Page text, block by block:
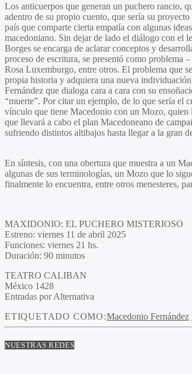
Los anticuerpos que generan un puchero rancio,
adentro de su propio cuento, que sería su
país que comparte cierta empatía con algunas
macedoniano. Sin dejar de lado el diálogo con el
Borges se encarga de aclarar conceptos y
proceso de escritura, se presentó como problema
Rosa Luxemburgo, entre otros. El problema que
propia historia y adquiera una nueva
Fernández que dialoga cara a cara con su
“muerte”. Por citar un ejemplo, de lo que sería el
vínculo que tiene Macedonio con un Mozo, quien
que llevará a cabo el plan Macedoneano de
sufriendo distintos altibajos hasta llegar a la gran
En síntesis, con una obertura que muestra a un
algunas de sus terminologías, un Mozo que lo
finalmente lo encuentra, entre otros menesteres,
MAXIDONIO: EL PUCHERO MISTERIOSO
Estreno: viernes 11 de abril 2025
Funciones: viernes 21 hs.
Duración: 90 minutos
TEATRO CALIBAN
México 1428
Entradas por Alternativa
ETIQUETADO COMO:Macedonio Fernández
NUESTRAS REDES